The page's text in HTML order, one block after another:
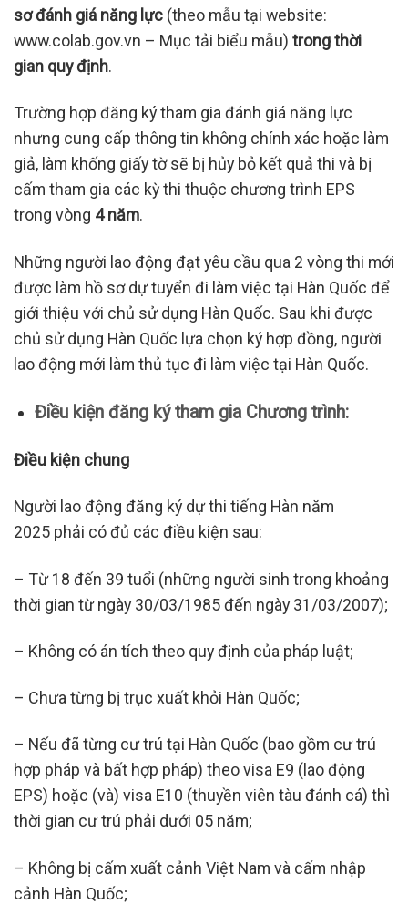
sơ đánh giá năng lực (theo mẫu tại website:
www.colab.gov.vn – Mục tải biểu mẫu) trong thời
gian quy định.
Trường hợp đăng ký tham gia đánh giá năng lực
nhưng cung cấp thông tin không chính xác hoặc làm
giả, làm khống giấy tờ sẽ bị hủy bỏ kết quả thi và bị
cấm tham gia các kỳ thi thuộc chương trình EPS
trong vòng 4năm.
Những người lao động đạt yêu cầu qua 2 vòng thi mới
được làm hồ sơ dự tuyển đi làm việc tại Hàn Quốc để
giới thiệu với chủ sử dụng Hàn Quốc. Sau khi được
chủ sử dụng Hàn Quốc lựa chọn ký hợp đồng, người
lao động mới làm thủ tục đi làm việc tại Hàn Quốc.
Điều kiện đăng ký tham gia Chương trình:
Điều kiện chung
Người lao động đăng ký dự thi tiếng Hàn năm
2025 phải có đủ các điều kiện sau:
– Từ 18 đến 39 tuổi (những người sinh trong khoảng
thời gian từ ngày 30/03/1985 đến ngày 31/03/2007);
– Không có án tích theo quy định của pháp luật;
– Chưa từng bị trục xuất khỏi Hàn Quốc;
– Nếu đã từng cư trú tại Hàn Quốc (bao gồm cư trú
hợp pháp và bất hợp pháp) theo visa E9 (lao động
EPS) hoặc (và) visa E10 (thuyền viên tàu đánh cá) thì
thời gian cư trú phải dưới 05 năm;
– Không bị cấm xuất cảnh Việt Nam và cấm nhập
cảnh Hàn Quốc;